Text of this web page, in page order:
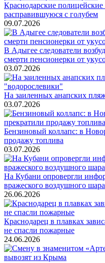
Краснодарские
расправившуюся с голубем
09.07.2026
В Адыгее следователи
смерти пенсионерки от
03.07.2026
На заиленных анапских
03.07.2026
Бензиновый коллапс: в
продажу топлива
03.07.2026
На Кубани опровергли
вражеского воздушного
26.06.2026
Краснодарец в плавках
не спасли пожарные
24.06.2026